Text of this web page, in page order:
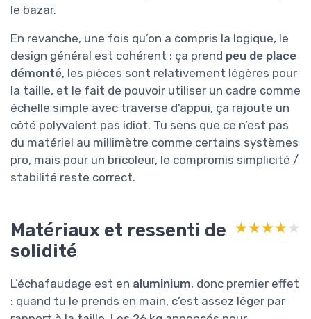
le bazar.
En revanche, une fois qu’on a compris la logique, le
design général est cohérent : ça prend peu de place
démonté, les pièces sont relativement légères pour
la taille, et le fait de pouvoir utiliser un cadre comme
échelle simple avec traverse d’appui, ça rajoute un
côté polyvalent pas idiot. Tu sens que ce n’est pas
du matériel au millimètre comme certains systèmes
pro, mais pour un bricoleur, le compromis simplicité /
stabilité reste correct.
Matériaux et ressenti de
solidité
★★★★★
★★★★★
L’échafaudage est en aluminium, donc premier effet
: quand tu le prends en main, c’est assez léger par